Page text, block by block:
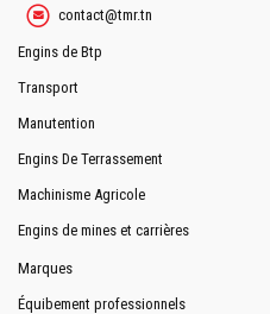
contact@tmr.tn
Engins de Btp
Transport
Manutention
Engins De Terrassement
Machinisme Agricole
Engins de mines et carrières
Marques
Équibement professionnels